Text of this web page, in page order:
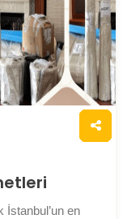
İstanbul’un en